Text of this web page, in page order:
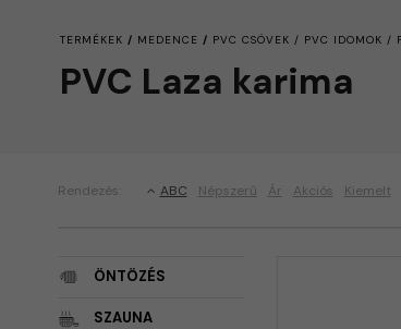
TERMÉKEK / MEDENCE / PVC CSÖVEK / PVC IDOMOK /
PVC Laza karima
Rendezés: ABC Népszerű Ár Akciós Kiemelt
ÖNTÖZÉS
SZAUNA